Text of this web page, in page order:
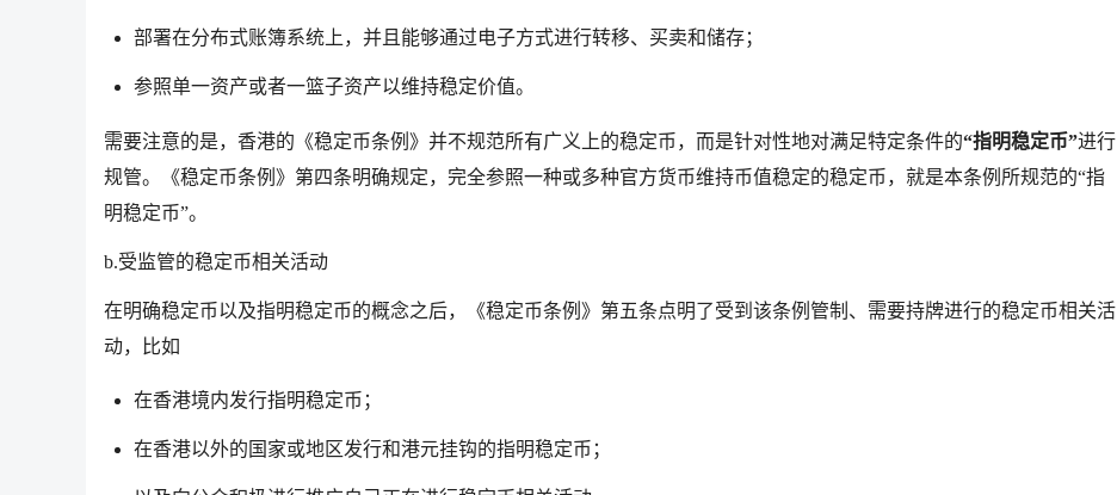
部署在分布式账簿系统上，并且能够通过电子方式进行转移、买卖和储存；
参照单一资产或者一篮子资产以维持稳定价值。
需要注意的是，香港的《稳定币条例》并不规范所有广义上的稳定币，而是针对性地对满足特定条件的“指明稳定币”进行
规管。《稳定币条例》第四条明确规定，完全参照一种或多种官方货币维持币值稳定的稳定币，就是本条例所规范的“指
明稳定币”。
b.受监管的稳定币相关活动
在明确稳定币以及指明稳定币的概念之后，《稳定币条例》第五条点明了受到该条例管制、需要持牌进行的稳定币相关活
动，比如
在香港境内发行指明稳定币；
在香港以外的国家或地区发行和港元挂钩的指明稳定币；